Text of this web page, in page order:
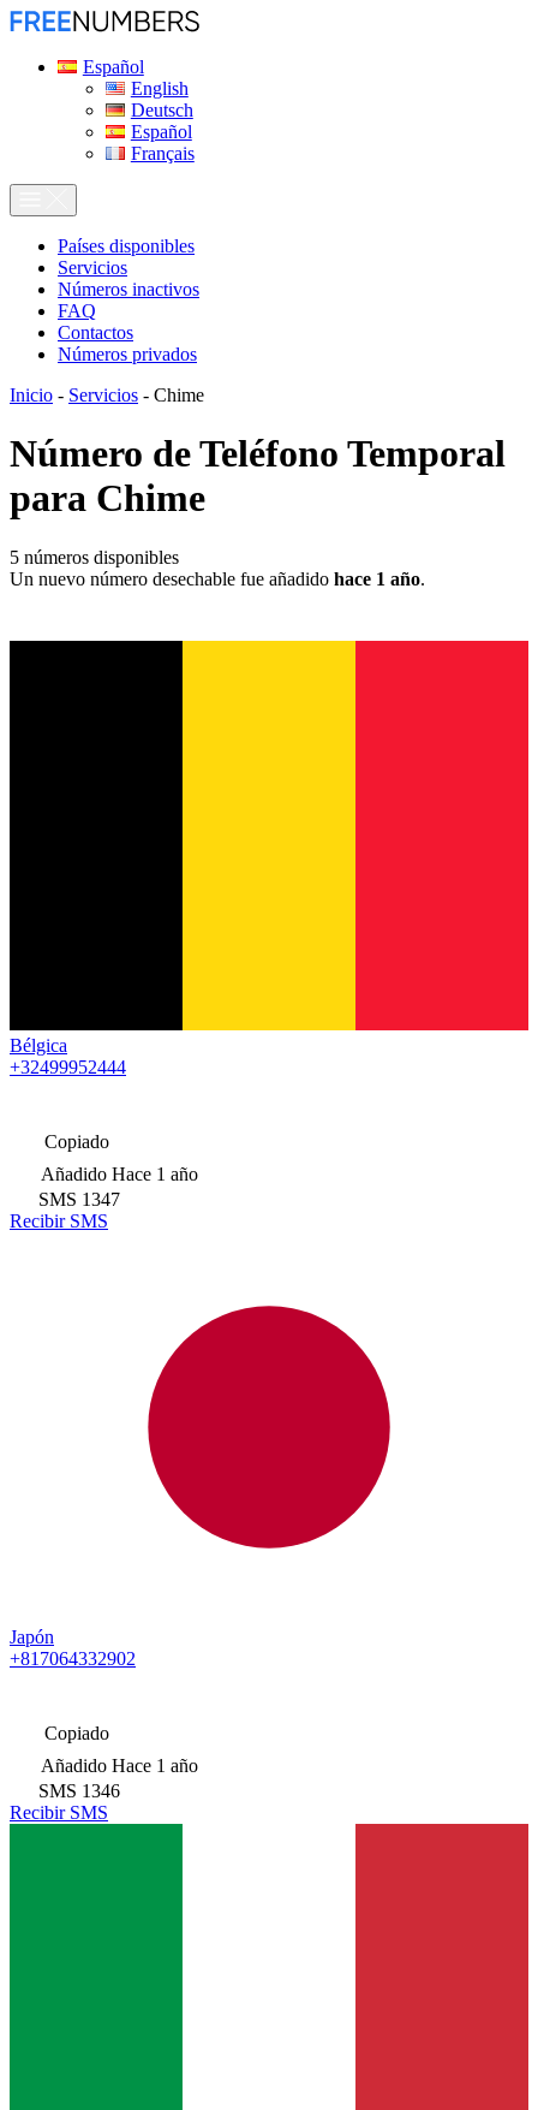
Español
English
Deutsch
Español
Français
Países disponibles
Servicios
Números inactivos
FAQ
Contactos
Números privados
Inicio - Servicios - Chime
Número de Teléfono Temporal
para Chime
5 números disponibles
Un nuevo número desechable fue añadido hace 1 año.
Bélgica
+32499952444
Copiado
Añadido Hace 1 año
SMS 1347
Recibir SMS
Japón
+817064332902
Copiado
Añadido Hace 1 año
SMS 1346
Recibir SMS